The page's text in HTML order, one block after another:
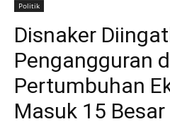
Politik
Disnaker
Pengangguran
Pertumbuhan
Masuk 15 Besar